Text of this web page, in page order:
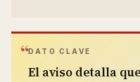
DATO CLAVE
El aviso detalla